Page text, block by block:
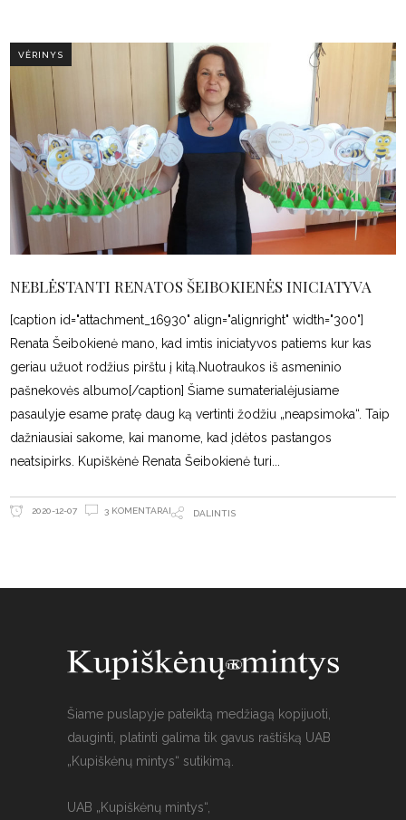
VĖRINYS
NEBLĖSTANTI RENATOS ŠEIBOKIENĖS INICIATYVA
[caption id="attachment_16930" align="alignright" width="300"]
Renata Šeibokienė mano, kad imtis iniciatyvos patiems kur kas
geriau užuot rodžius pirštu į kitą.Nuotraukos iš asmeninio
pašnekovės albumo[/caption] Šiame sumaterialėjusiame
pasaulyje esame pratę daug ką vertinti žodžiu „neapsimoka“. Taip
dažniausiai sakome, kai manome, kad įdėtos pastangos
neatsipirks. Kupiškėnė Renata Šeibokienė turi
2020-12-07 3 KOMENTARAI DALINTIS
Šiame puslapyje pateiktą medžiagą kopijuoti,
dauginti, platinti galima tik gavus raštišką UAB
„Kupiškėnų mintys“ sutikimą.
UAB „Kupiškėnų mintys“,